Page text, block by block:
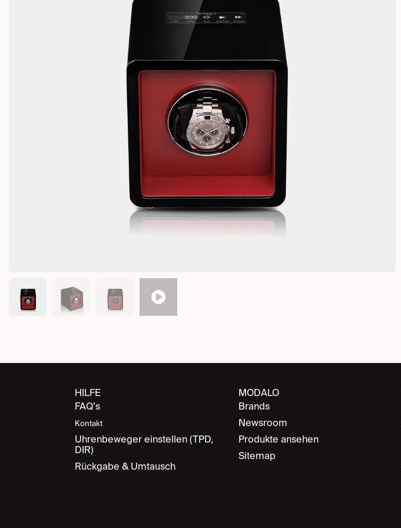
MODALO
Brands
Newsroom
Produkte ansehen
Sitemap
HILFE
FAQ’s
Kontakt
Uhrenbeweger einstellen (TPD,
DIR)
Rückgabe & Umtausch